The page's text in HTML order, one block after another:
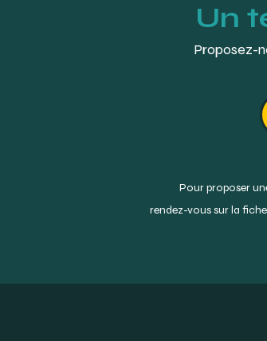
Un
Proposez-
Pour proposer
rendez-vous sur la